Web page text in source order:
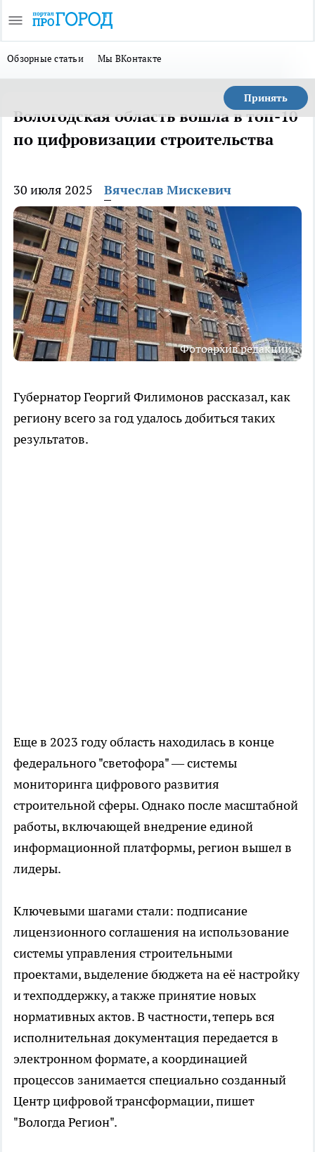
Обзорные статьи Мы ВКонтакте
Принять
Вологодская область вошла в топ-10
по цифровизации строительства
30 июля 2025 Вячеслав Мискевич
Фотоархив редакции
Губернатор Георгий Филимонов рассказал, как
региону всего за год удалось добиться таких
результатов.
Еще в 2023 году область находилась в конце
федерального "светофора" — системы
мониторинга цифрового развития
строительной сферы. Однако после масштабной
работы, включающей внедрение единой
информационной платформы, регион вышел в
лидеры.
Ключевыми шагами стали: подписание
лицензионного соглашения на использование
системы управления строительными
проектами, выделение бюджета на её настройку
и техподдержку, а также принятие новых
нормативных актов. В частности, теперь вся
исполнительная документация передается в
электронном формате, а координацией
процессов занимается специально созданный
Центр цифровой трансформации, пишет
"Вологда Регион".